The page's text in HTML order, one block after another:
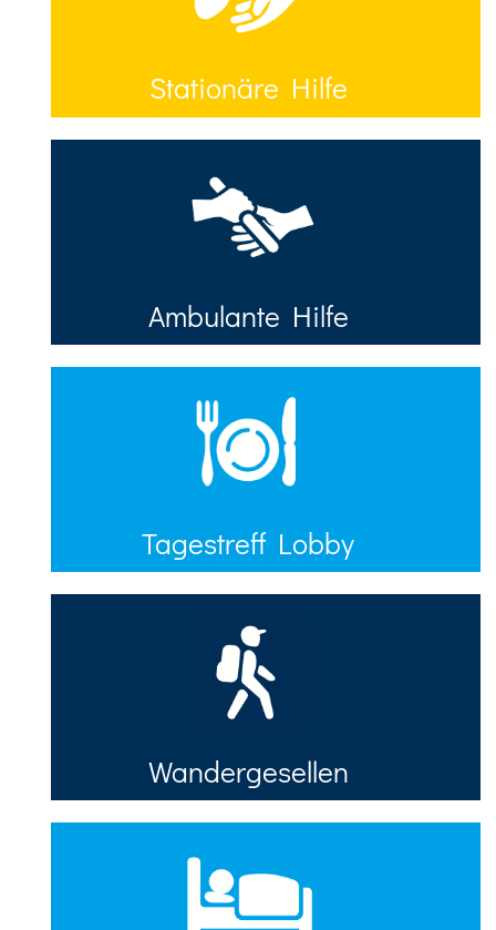
Stationäre Hilfe
Ambulante Hilfe
Tagestreff Lobby
Wandergesellen